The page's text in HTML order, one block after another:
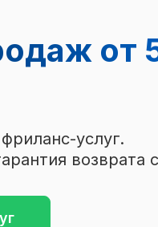
от
услуг.
возврата